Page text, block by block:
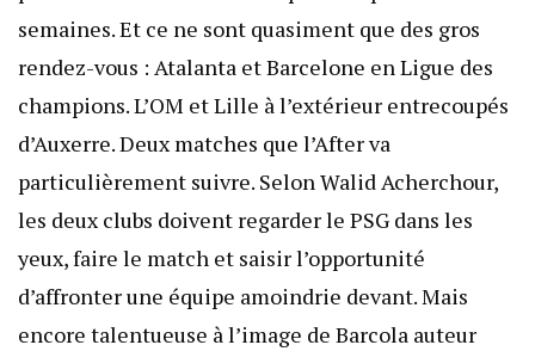
semaines. Et ce ne sont quasiment que des gros
rendez-vous : Atalanta et Barcelone en Ligue des
champions. L’OM et Lille à l’extérieur entrecoupés
d’Auxerre. Deux matches que l’After va
particulièrement suivre. Selon Walid Acherchour,
les deux clubs doivent regarder le PSG dans les
yeux, faire le match et saisir l’opportunité
d’affronter une équipe amoindrie devant. Mais
encore talentueuse à l’image de Barcola auteur